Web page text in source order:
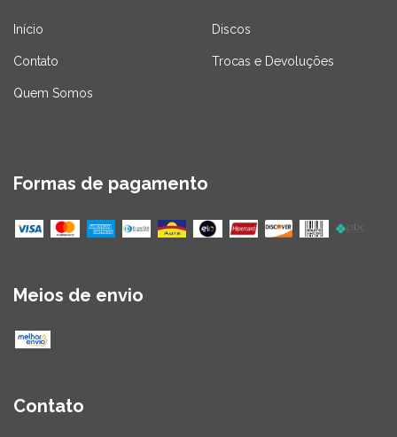
Início Discos
Contato Trocas e Devoluções
Quem Somos
Formas de pagamento
Meios de envio
Contato